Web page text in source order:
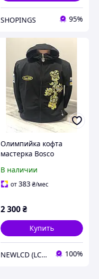
SHOPINGS 95%
Олимпийка кофта
мастерка Bosco
Ukraineчерная 2026/27
/ классик
В наличии
от383₴/мес
2 300₴
Купить
NEWLCD (LCD Экраны) Официальный сайт компании 100%